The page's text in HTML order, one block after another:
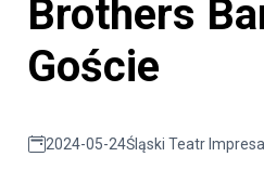
Brothers
Goście
2024-05-24Śląski Teatr